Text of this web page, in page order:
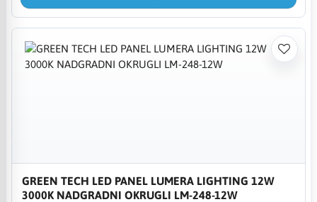
GREEN TECH LED PANEL LUMERA LIGHTING 12W
3000K NADGRADNI OKRUGLI LM-248-12W